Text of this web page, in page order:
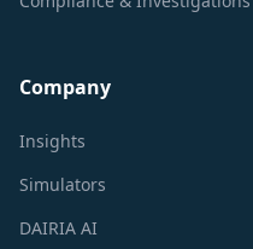
Company
Insights
Simulators
DAIRIA AI